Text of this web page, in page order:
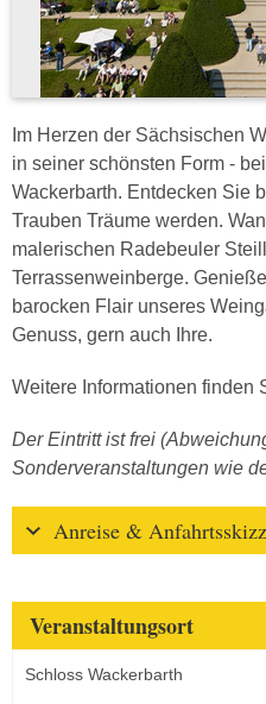
Im Herzen der Sächsischen
in seiner schönsten Form -
Wackerbarth. Entdecken Sie
Trauben Träume werden.
malerischen Radebeuler
Terrassenweinberge.
barocken Flair unseres
Genuss, gern auch Ihre.
Weitere Informationen finden
Der Eintritt ist frei
Sonderveranstaltungen wie
Anreise &
Veranstaltungsort
Schloss Wackerbarth